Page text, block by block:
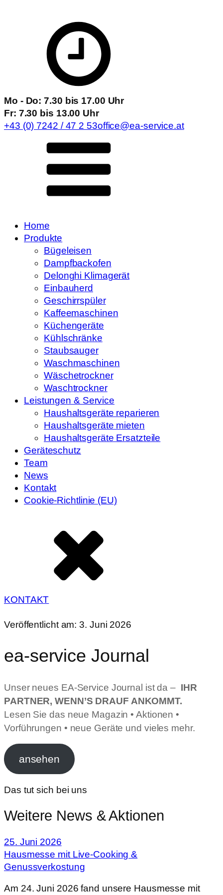
Mo - Do: 7.30 bis 17.00 Uhr
Fr: 7.30 bis 13.00 Uhr
+43 (0) 7242 / 47 2 53office@ea-service.at
Home
Produkte
Bügeleisen
Dampfbackofen
Delonghi Klimagerät
Einbauherd
Geschirrspüler
Kaffeemaschinen
Küchengeräte
Kühlschränke
Staubsauger
Waschmaschinen
Wäschetrockner
Waschtrockner
Leistungen & Service
Haushaltsgeräte reparieren
Haushaltsgeräte mieten
Haushaltsgeräte Ersatzteile
Geräteschutz
Team
News
Kontakt
Cookie-Richtlinie (EU)
KONTAKT
Veröffentlicht am:3. Juni 2026
ea-service Journal
Unser neues EA-Service Journal ist da – IHR
PARTNER, WENN’S DRAUF ANKOMMT.
Lesen Sie das neue Magazin • Aktionen •
Vorführungen • neue Geräte und vieles mehr.
ansehen
Das tut sich bei uns
Weitere News & Aktionen
25. Juni 2026
Hausmesse mit Live-Cooking &
Genussverkostung
Am 24. Juni 2026 fand unsere Hausmesse mit